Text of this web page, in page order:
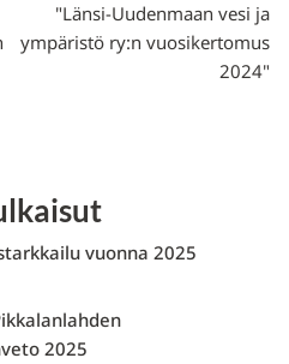
"Länsi-Uudenmaan vesi ja
ympäristö ry:n vuosikertomus
2024"
vuonna 2025
2025